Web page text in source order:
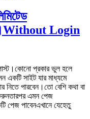
Login
প্রকার ভুল হলে
একটি সাইট যার মাধ্যমে
নিতে পারবেন।তো বেশি কথা বা
এমন পেজ
পেজ পাবেনএখানে যেহেতু